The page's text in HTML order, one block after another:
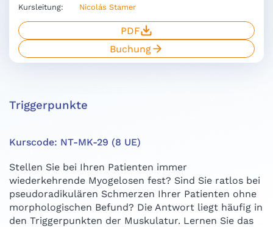
Kursleitung: Nicolás Stamer
PDF
Buchung
Triggerpunkte
Kurscode: NT-MK-29 (8 UE)
Stellen Sie bei Ihren Patienten immer
wiederkehrende Myogelosen fest? Sind Sie ratlos bei
pseudoradikulären Schmerzen Ihrer Patienten ohne
morphologischen Befund? Die Antwort liegt häufig in
den Triggerpunkten der Muskulatur. Lernen Sie das